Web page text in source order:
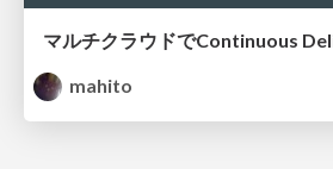
mahito